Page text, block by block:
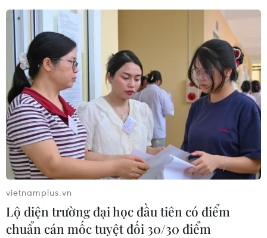
vietnamplus.vn
Lộ diện trường đại học đầu tiên có điểm
chuẩn cán mốc tuyệt đối 30/30 điểm